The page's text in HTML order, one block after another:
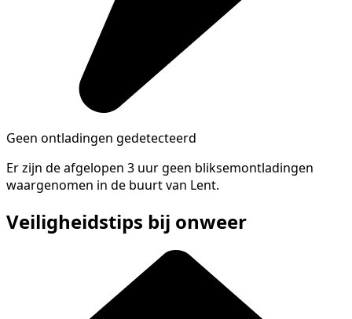
Geen ontladingen gedetecteerd
Er zijn de afgelopen 3 uur geen bliksemontladingen
waargenomen in de buurt van Lent.
Veiligheidstips bij onweer